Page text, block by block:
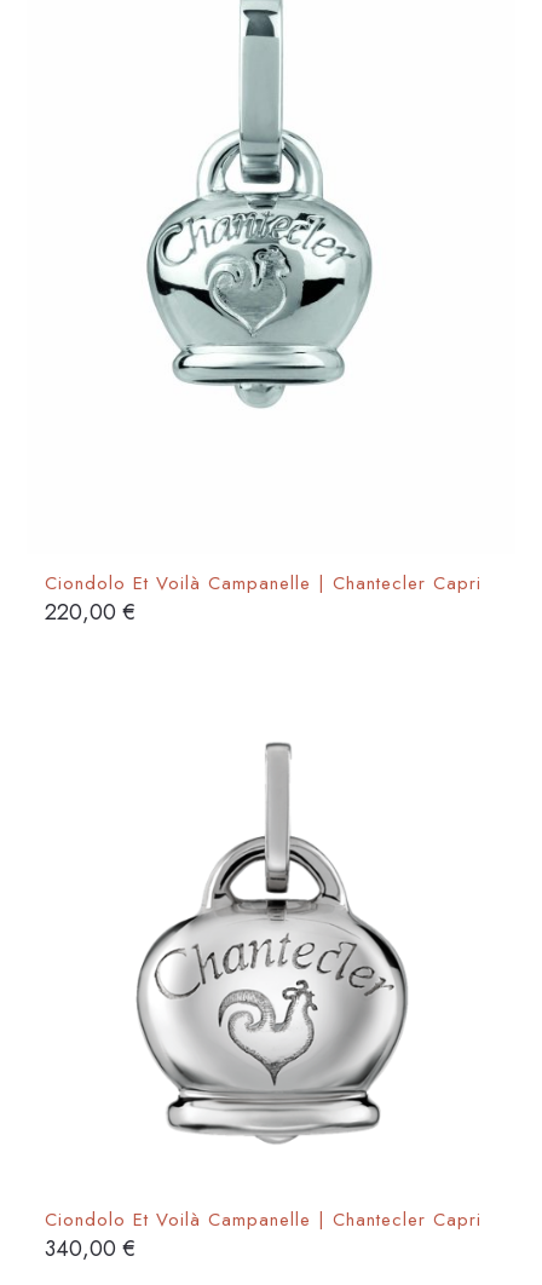
Ciondolo Et Voilà Campanelle | Chantecler Capri
220,00€
Ciondolo Et Voilà Campanelle | Chantecler Capri
340,00€